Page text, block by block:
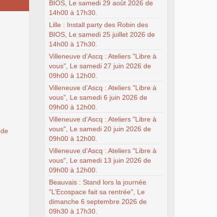
BIOS, Le samedi 29 août 2026 de
14h00 à 17h30.
Lille : Install party des Robin des
BIOS, Le samedi 25 juillet 2026 de
14h00 à 17h30.
Villeneuve d’Ascq : Ateliers "Libre à
vous", Le samedi 27 juin 2026 de
09h00 à 12h00.
Villeneuve d’Ascq : Ateliers "Libre à
vous", Le samedi 6 juin 2026 de
09h00 à 12h00.
Villeneuve d’Ascq : Ateliers "Libre à
vous", Le samedi 20 juin 2026 de
09h00 à 12h00.
Villeneuve d’Ascq : Ateliers "Libre à
vous", Le samedi 13 juin 2026 de
09h00 à 12h00.
Beauvais : Stand lors la journée
"L’Ecospace fait sa rentrée", Le
dimanche 6 septembre 2026 de
09h30 à 17h30.